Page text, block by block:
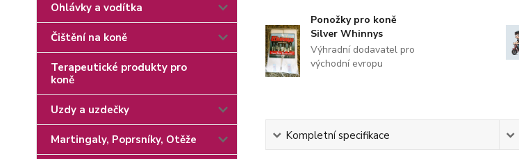
Ohlávky a vodítka
Čištění na koně
Terapeutické produkty pro
koně
Uzdy a uzdečky
Martingaly, Poprsníky, Otěže
Ponožky pro koně
Silver Whinnys
Výhradní dodavatel pro
východní evropu
Kompletní specifikace